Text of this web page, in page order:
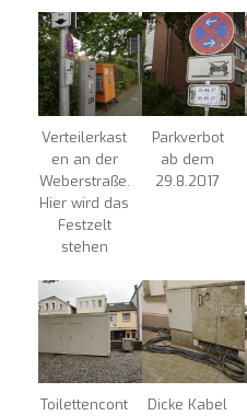
Verteilerkast
en an der
Weberstraße.
Hier wird das
Festzelt
stehen
Parkverbot
ab dem
29.8.2017
Toilettencont
Dicke Kabel